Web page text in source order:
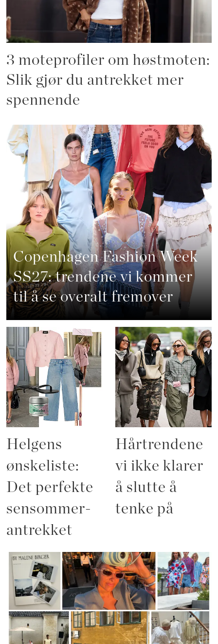
3 moteprofiler om høstmoten:
Slik gjør du antrekket mer
spennende
Copenhagen Fashion Week
SS27: trendene vi kommer
til å se overalt fremover
Helgens
ønskeliste:
Det perfekte
sensommer-
antrekket
Hårtrendene
vi ikke klarer
å slutte å
tenke på